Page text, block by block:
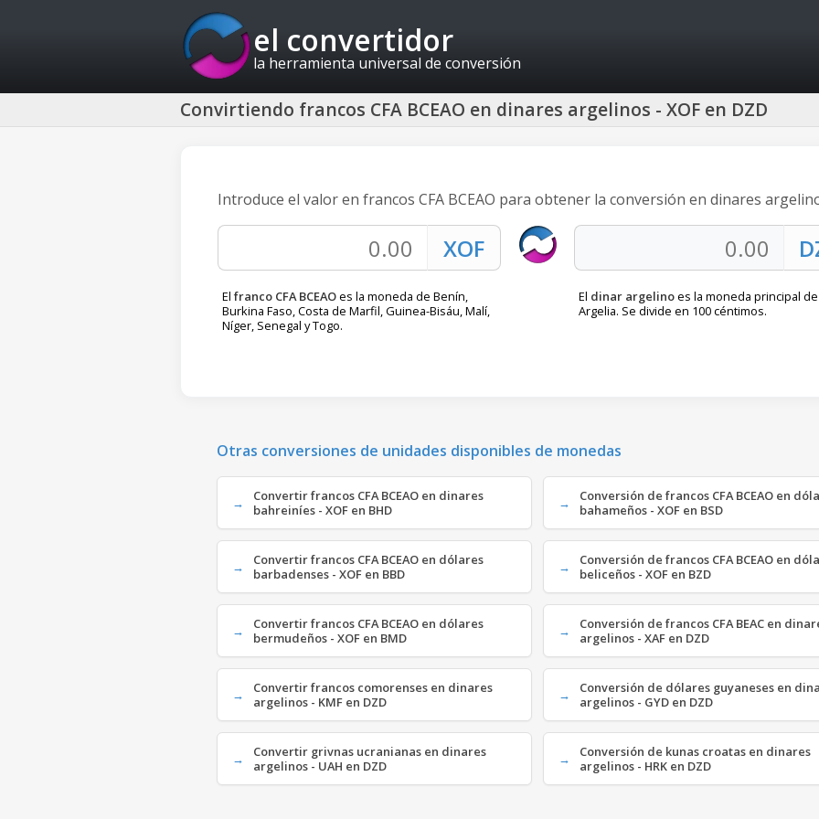
el convertidor
la herramienta universal de conversión
Convirtiendo francos CFA BCEAO en dinares argelinos - XOF en DZD
Introduce el valor en francos CFA BCEAO para obtener la conversión en dinares
El franco CFA BCEAOes la moneda de Benín,
Burkina Faso, Costa de Marfil, Guinea-Bisáu, Malí,
Níger, Senegal y Togo.
El dinar argelinoes la moneda principal de
Argelia. Se divide en 100 céntimos.
Otras conversiones de unidades disponibles de monedas
Convertir francos CFA BCEAO en dinares
bahreiníes - XOF en BHD
Conversión de francos CFA BCEAO en
bahameños - XOF en BSD
Convertir francos CFA BCEAO en dólares
barbadenses - XOF en BBD
Conversión de francos CFA BCEAO en
beliceños - XOF en BZD
Convertir francos CFA BCEAO en dólares
bermudeños - XOF en BMD
Conversión de francos CFA BEAC en
argelinos - XAF en DZD
Convertir francos comorenses en dinares
argelinos - KMF en DZD
Conversión de dólares guyaneses en
argelinos - GYD en DZD
Convertir grivnas ucranianas en dinares
argelinos - UAH en DZD
Conversión de kunas croatas en dinares
argelinos - HRK en DZD